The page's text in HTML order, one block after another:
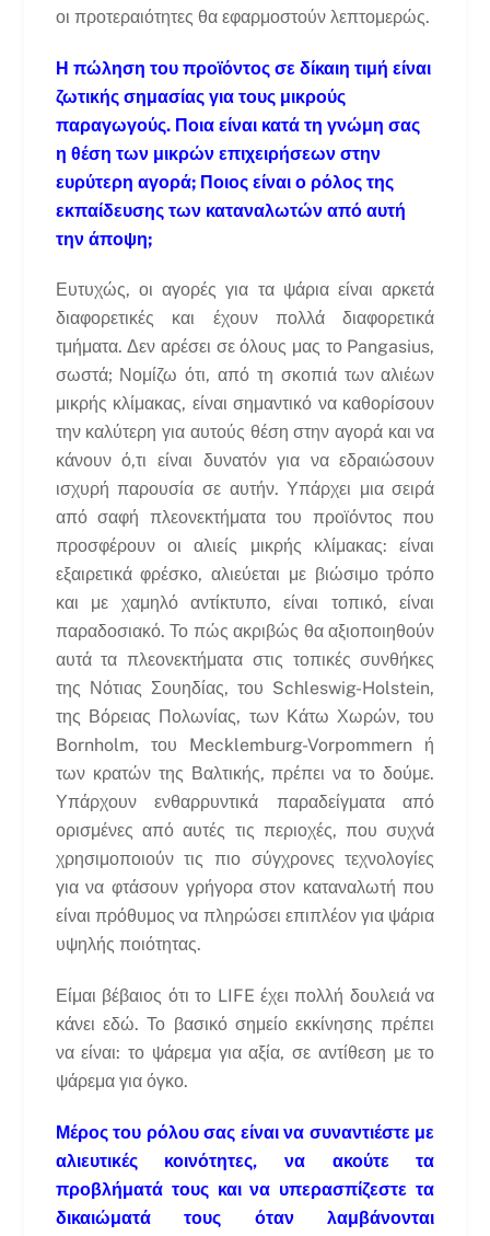
οι προτεραιότητες θα εφαρμοστούν λεπτομερώς.
Η πώληση του προϊόντος σε δίκαιη τιμή είναι
ζωτικής σημασίας για τους μικρούς
παραγωγούς. Ποια είναι κατά τη γνώμη σας
η θέση των μικρών επιχειρήσεων στην
ευρύτερη αγορά; Ποιος είναι ο ρόλος της
εκπαίδευσης των καταναλωτών από αυτή
την άποψη;
Ευτυχώς, οι αγορές για τα ψάρια είναι αρκετά
διαφορετικές και έχουν πολλά διαφορετικά
τμήματα. Δεν αρέσει σε όλους μας το Pangasius,
σωστά; Νομίζω ότι, από τη σκοπιά των αλιέων
μικρής κλίμακας, είναι σημαντικό να καθορίσουν
την καλύτερη για αυτούς θέση στην αγορά και να
κάνουν ό,τι είναι δυνατόν για να εδραιώσουν
ισχυρή παρουσία σε αυτήν. Υπάρχει μια σειρά
από σαφή πλεονεκτήματα του προϊόντος που
προσφέρουν οι αλιείς μικρής κλίμακας: είναι
εξαιρετικά φρέσκο, αλιεύεται με βιώσιμο τρόπο
και με χαμηλό αντίκτυπο, είναι τοπικό, είναι
παραδοσιακό. Το πώς ακριβώς θα αξιοποιηθούν
αυτά τα πλεονεκτήματα στις τοπικές συνθήκες
της Νότιας Σουηδίας, του Schleswig-Holstein,
της Βόρειας Πολωνίας, των Κάτω Χωρών, του
Bornholm, του Mecklemburg-Vorpommern ή
των κρατών της Βαλτικής, πρέπει να το δούμε.
Υπάρχουν ενθαρρυντικά παραδείγματα από
ορισμένες από αυτές τις περιοχές, που συχνά
χρησιμοποιούν τις πιο σύγχρονες τεχνολογίες
για να φτάσουν γρήγορα στον καταναλωτή που
είναι πρόθυμος να πληρώσει επιπλέον για ψάρια
υψηλής ποιότητας.
Είμαι βέβαιος ότι το LIFE έχει πολλή δουλειά να
κάνει εδώ. Το βασικό σημείο εκκίνησης πρέπει
να είναι: το ψάρεμα για αξία, σε αντίθεση με το
ψάρεμα για όγκο.
Μέρος του ρόλου σας είναι να συναντιέστε με
αλιευτικές κοινότητες, να ακούτε τα
προβλήματά τους και να υπερασπίζεστε τα
δικαιώματά τους όταν λαμβάνονται